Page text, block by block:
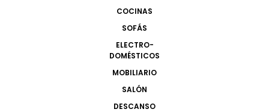
COCINAS
SOFÁS
ELECTRO-
DOMÉSTICOS
MOBILIARIO
SALÓN
DESCANSO